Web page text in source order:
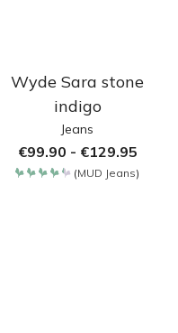
Wyde Sara stone
indigo
Jeans
€99.90 - €129.95
(MUD Jeans)